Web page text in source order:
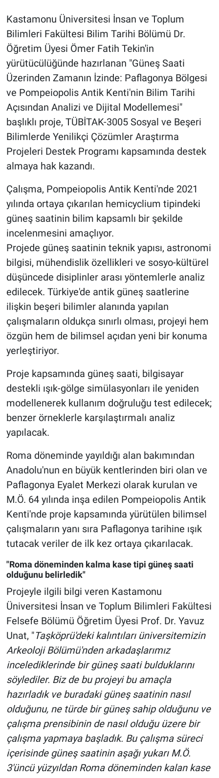
Kastamonu Üniversitesi İnsan ve Toplum
Bilimleri Fakültesi Bilim Tarihi Bölümü Dr.
Öğretim Üyesi Ömer Fatih Tekin'in
yürütücülüğünde hazırlanan "Güneş Saati
Üzerinden Zamanın İzinde: Paflagonya Bölgesi
ve Pompeiopolis Antik Kenti'nin Bilim Tarihi
Açısından Analizi ve Dijital Modellemesi"
başlıklı proje, TÜBİTAK-3005 Sosyal ve Beşeri
Bilimlerde Yenilikçi Çözümler Araştırma
Projeleri Destek Programı kapsamında destek
almaya hak kazandı.
Çalışma, Pompeiopolis Antik Kenti'nde 2021
yılında ortaya çıkarılan hemicyclium tipindeki
güneş saatinin bilim kapsamlı bir şekilde
incelenmesini amaçlıyor.
Projede güneş saatinin teknik yapısı, astronomi
bilgisi, mühendislik özellikleri ve sosyo-kültürel
düşüncede disiplinler arası yöntemlerle analiz
edilecek. Türkiye'de antik güneş saatlerine
ilişkin beşeri bilimler alanında yapılan
çalışmaların oldukça sınırlı olması, projeyi hem
özgün hem de bilimsel açıdan yeni bir konuma
yerleştiriyor.
Proje kapsamında güneş saati, bilgisayar
destekli ışık-gölge simülasyonları ile yeniden
modellenerek kullanım doğruluğu test edilecek;
benzer örneklerle karşılaştırmalı analiz
yapılacak.
Roma döneminde yayıldığı alan bakımından
Anadolu'nun en büyük kentlerinden biri olan ve
Paflagonya Eyalet Merkezi olarak kurulan ve
M.Ö. 64 yılında inşa edilen Pompeiopolis Antik
Kenti'nde proje kapsamında yürütülen bilimsel
çalışmaların yanı sıra Paflagonya tarihine ışık
tutacak veriler de ilk kez ortaya çıkarılacak.
"Roma döneminden kalma kase tipi güneş saati
olduğunu belirledik"
Projeyle ilgili bilgi veren Kastamonu
Üniversitesi İnsan ve Toplum Bilimleri Fakültesi
Felsefe Bölümü Öğretim Üyesi Prof. Dr. Yavuz
Unat, "Taşköprü'deki kalıntıları üniversitemizin
Arkeoloji Bölümü'nden arkadaşlarımız
incelediklerinde bir güneş saati bulduklarını
söylediler. Biz de bu projeyi bu amaçla
hazırladık ve buradaki güneş saatinin nasıl
olduğunu, ne türde bir güneş sahip olduğunu ve
çalışma prensibinin de nasıl olduğu üzere bir
çalışma yapmaya başladık. Bu çalışma süreci
içerisinde güneş saatinin aşağı yukarı M.Ö.
3'üncü yüzyıldan Roma döneminden kalan kase